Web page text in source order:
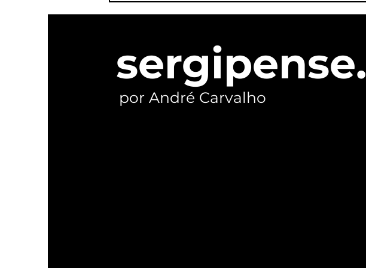
sergipense.
por André Carvalho